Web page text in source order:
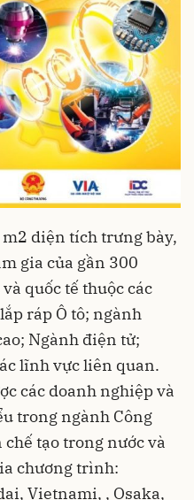
diện tích trưng bày,
gia của gần 300
quốc tế thuộc các
ráp Ô tô; ngành
Ngành điện tử;
lĩnh vực liên quan.
các doanh nghiệp và
trong ngành Công
tạo trong nước và
chương trình:
Vietnami, , Osaka,